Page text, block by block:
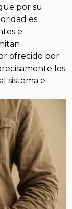
por su
es
e
ofrecido por
los
sistema e-